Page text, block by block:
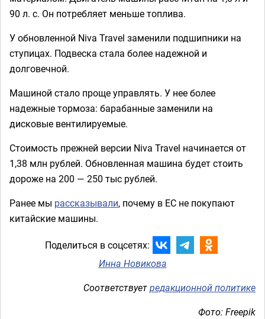
90 л. с. Он потребляет меньше топлива.
У обновленной Niva Travel заменили подшипники на
ступицах. Подвеска стала более надежной и
долговечной.
Машиной стало проще управлять. У нее более
надежные тормоза: барабанные заменили на
дисковые вентилируемые.
Стоимость прежней версии Niva Travel начинается от
1,38 млн рублей. Обновленная машина будет стоить
дороже на 200 — 250 тыс рублей.
Ранее мы рассказывали, почему в ЕС не покупают
китайские машины.
Поделиться в соцсетях:
Инна Новикова
Соответствуетредакционной политике
Фото: Freepik